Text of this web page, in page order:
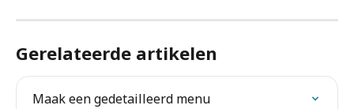
Gerelateerde artikelen
Maak een gedetailleerd menu